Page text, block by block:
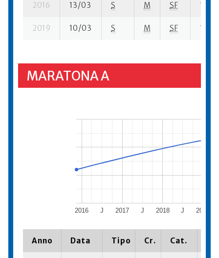
2016 13/03 S M SF 10
2019 10/03 S M SF 1265
MARATONA A
2016 2017 2018 2019
J J J
Anno Data Tipo Cr. Cat.